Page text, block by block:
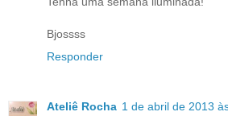
Bjossss
Responder
Ateliê Rocha 1 de abril de 2013